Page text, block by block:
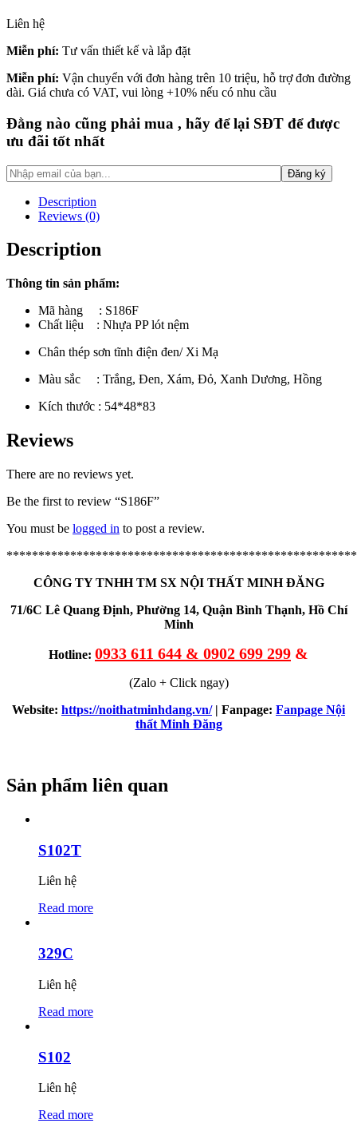
Liên hệ
Miễn phí: Tư vấn thiết kế và lắp đặt
Miễn phí: Vận chuyển với đơn hàng trên 10 triệu, hỗ trợ đơn đường
dài. Giá chưa có VAT, vui lòng +10% nếu có nhu cầu
Đằng nào cũng phải mua , hãy để lại SĐT để được
ưu đãi tốt nhất
Description
Reviews (0)
Description
Thông tin sản phẩm:
Mã hàng : S186F
Chất liệu : Nhựa PP lót nệm
Chân thép sơn tĩnh điện đen/ Xi Mạ
Màu sắc : Trắng, Đen, Xám, Đỏ, Xanh Dương, Hồng
Kích thước : 54*48*83
Reviews
There are no reviews yet.
Be the first to review “S186F”
You must be logged in to post a review.
CÔNG TY TNHH TM SX NỘI THẤT MINH ĐĂNG
71/6C Lê Quang Định, Phường 14, Quận Bình Thạnh, Hồ Chí
Minh
Hotline: 0933 611 644 & 0902 699 299 &
(Zalo + Click ngay)
Website: https://noithatminhdang.vn/ | Fanpage: Fanpage Nội
thất Minh Đăng
Sản phẩm liên quan
S102T
Liên hệ
Read more
329C
Liên hệ
Read more
S102
Liên hệ
Read more